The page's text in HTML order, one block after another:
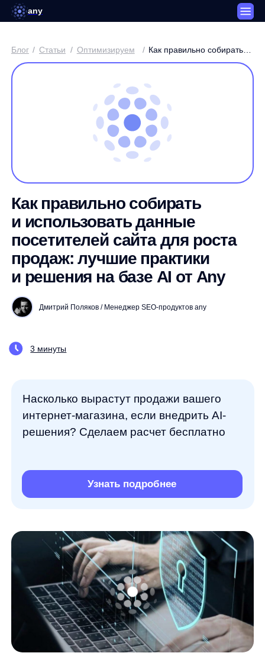
any
Как правильно собирать
и использовать данные
посетителей сайта для роста
продаж: лучшие практики
и решения на базе AI от Any
и использовать данные
посетителей сайта для
на базе AI от Any
Дмитрий Поляков / Менеджер SEO-продуктов any
интернет-магазина, если внедрить AI-
Узнать подробнее
В современном мире eCommerce данные
о посетителях сайта стали настоящим
золотом для онлайн-ритейла. Правильный
сбор и анализ пользовательской
информации позволяет увеличить
конверсию на 15−30%, повысить средний